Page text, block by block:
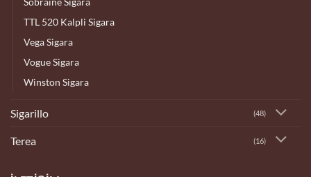
TTL 520 Kalpli Sigara
Vega Sigara
Vogue Sigara
Winston Sigara
Sigarillo (48)
Terea (16)